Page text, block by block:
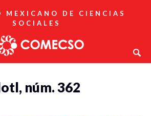
MEXICANO DE CIENCIAS
SOCIALES
núm. 362